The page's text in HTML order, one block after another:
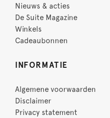
Nieuws & acties
De Suite Magazine
Winkels
Cadeaubonnen
INFORMATIE
Algemene voorwaarden
Disclaimer
Privacy statement